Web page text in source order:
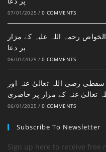
07/01/2025 / 0 COMMENTS
رحمۃ اللہ علیہ کے مزار
پر دعا
06/01/2025 / 0 COMMENTS
رضی اللہ تعالیٰ عنہ اور
تعالیٰ عنہ کے مزار پر حاضری
06/01/2025 / 0 COMMENTS
Subscribe To Newsletter
Sign up here to receive free